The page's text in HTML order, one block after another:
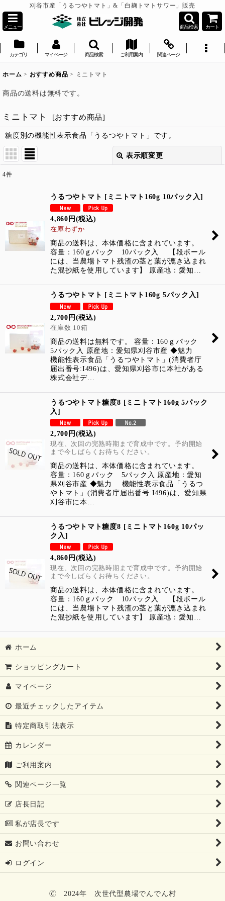
刈谷市産「うるつやトマト」&「白麹トマトサワー」販売
メニュー 商品検索 カート
カテゴリ マイページ 商品検索 ご利用案内 関連ページ
ホーム > おすすめ商品 > ミニトマト
商品の送料は無料です。
ミニトマト [おすすめ商品]
糖度別の機能性表示食品「うるつやトマト」です。
表示順変更
絞り込む
4件
うるつやトマト [ ミニトマト160g 10パック入]
4,860 円(税込)
在庫わずか
商品の送料は、本体価格に含まれています。
容量：160ｇパック 10パック入 【段ボール
には、当農場トマト残渣の茎と葉が漉き込まれ
た混抄紙を使用しています】 原産地：愛知…
うるつやトマト [ ミニトマト160g 5パック入]
2,700円(税込)
在庫数 10箱
商品の送料は無料です。 容量：160ｇパック
5パック入 原産地：愛知県刈谷市産 ◆魅力
機能性表示食品「うるつやトマト」(消費者庁
届出番号:I496)は、愛知県刈谷市に本社がある
株式会社デ…
うるつやトマト糖度8 [ミニトマト160g 5パック
入]
2,700 円(税込)
現在、次回の完熟時期まで育成中です。予約開始
まで今しばらくお待ちください。
商品の送料は、本体価格に含まれています。
容量：160ｇパック 5パック入 原産地：愛知
県刈谷市産 ◆魅力 機能性表示食品「うるつ
やトマト」(消費者庁届出番号:I496)は、愛知県
刈谷市に本…
うるつやトマト糖度8 [ミニトマト160g 10パッ
ク入]
4,860 円(税込)
現在、次回の完熟時期まで育成中です。予約開始
まで今しばらくお待ちください。
商品の送料は、本体価格に含まれています。
容量：160ｇパック 10パック入 【段ボール
には、当農場トマト残渣の茎と葉が漉き込まれ
た混抄紙を使用しています】 原産地：愛知…
ホーム
ショッピングカート
マイページ
最近チェックしたアイテム
特定商取引法表示
カレンダー
ご利用案内
関連ページ一覧
店長日記
私が店長です
お問い合わせ
ログイン
🄫 2024年 次世代型農場でんでん村